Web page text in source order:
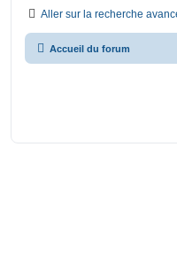
Aller sur la recherche
Accueil du forum